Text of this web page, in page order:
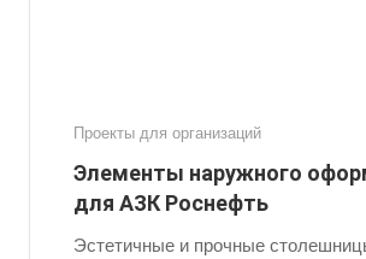
Проекты для организаций
Элементы наружного
для АЗК Роснефть
Эстетичные и прочные